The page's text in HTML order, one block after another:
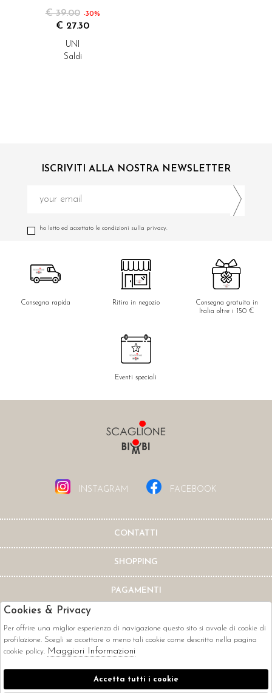
€ 39.00 -30%
€ 27.30
UNI
Saldi
ISCRIVITI ALLA NOSTRA NEWSLETTER
ho letto ed accettato le condizioni sulla privacy.
Consegna rapida Ritiro in negozio
Consegna gratuita in
Italia oltre i 150 €
Eventi speciali
INSTAGRAM FACEBOOK
CONTATTI
SHOPPING
PAGAMENTI
CORRIERI
Cookies & Privacy
Per offrire una miglior esperienza di navigazione questo sito si avvale di cookie di
profilazione. Scegli se accettare o meno tali cookie come descritto nella pagina
cookie policy. Maggiori Informazioni
Accetta tutti i cookie